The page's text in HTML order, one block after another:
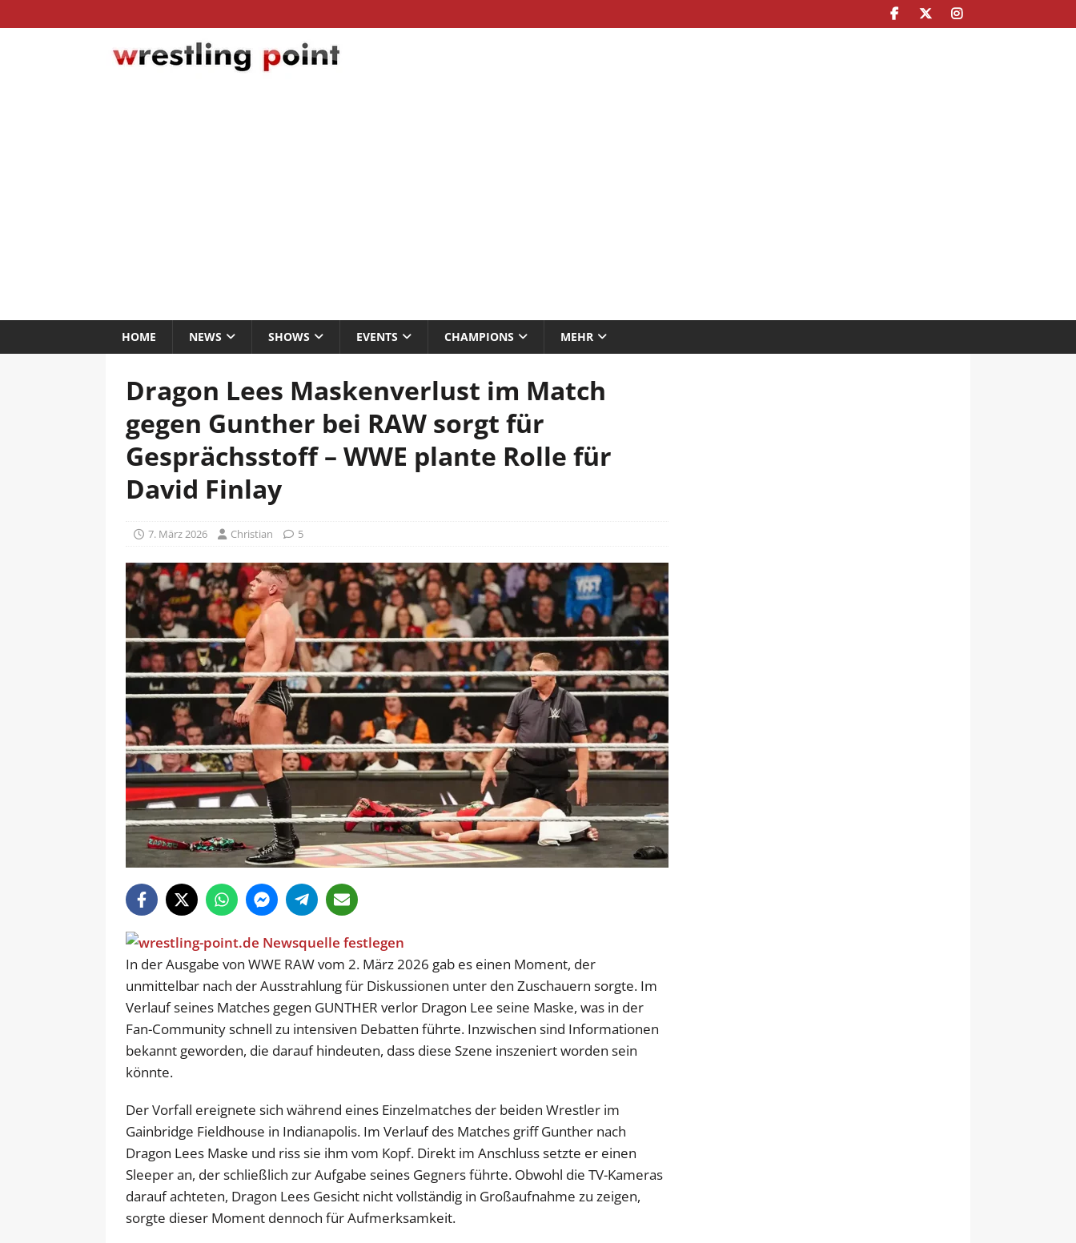
HOME NEWS SHOWS EVENTS CHAMPIONS MEHR
Dragon Lees Maskenverlust im Match
gegen Gunther bei RAW sorgt für
Gesprächsstoff – WWE plante Rolle für
David Finlay
7. März 2026 Christian 5
In der Ausgabe von WWE RAW vom 2. März 2026 gab es einen Moment, der
unmittelbar nach der Ausstrahlung für Diskussionen unter den Zuschauern sorgte. Im
Verlauf seines Matches gegen GUNTHER verlor Dragon Lee seine Maske, was in der
Fan-Community schnell zu intensiven Debatten führte. Inzwischen sind Informationen
bekannt geworden, die darauf hindeuten, dass diese Szene inszeniert worden sein
könnte.
Der Vorfall ereignete sich während eines Einzelmatches der beiden Wrestler im
Gainbridge Fieldhouse in Indianapolis. Im Verlauf des Matches griff Gunther nach
Dragon Lees Maske und riss sie ihm vom Kopf. Direkt im Anschluss setzte er einen
Sleeper an, der schließlich zur Aufgabe seines Gegners führte. Obwohl die TV-Kameras
darauf achteten, Dragon Lees Gesicht nicht vollständig in Großaufnahme zu zeigen,
sorgte dieser Moment dennoch für Aufmerksamkeit.